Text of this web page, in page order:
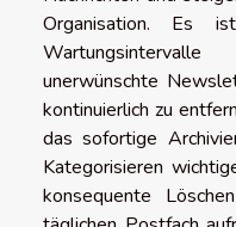
Organisation. Es
unerwünschte
kontinuierlich zu
das sofortige
Kategorisieren
konsequente